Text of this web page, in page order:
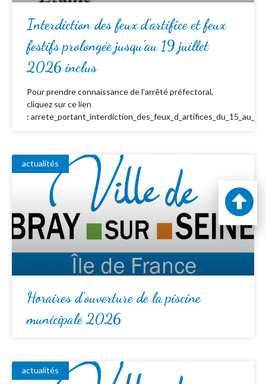
Interdiction des feux d’artifice et feux
festifs prolongée jusqu’au 19 juillet
2026 inclus
Pour prendre connaissance de l’arrêté préfectoral,
cliquez sur ce lien
:
actualités
Horaires d’ouverture de la piscine
municipale 2026
actualités